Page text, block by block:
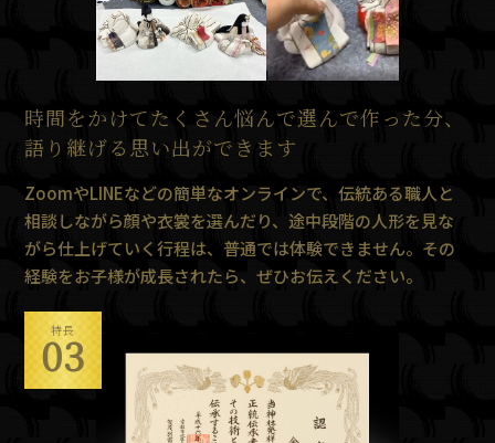
時間をかけてたくさん悩んで選んで作った分、
語り継げる思い出ができます
ZoomやLINEなどの簡単なオンラインで、伝統ある職人と
相談しながら顔や衣裳を選んだり、途中段階の人形を見な
がら仕上げていく行程は、普通では体験できません。その
経験をお子様が成長されたら、ぜひお伝えください。
特長
03